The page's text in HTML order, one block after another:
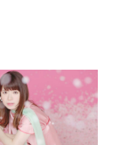
ンプラザホー